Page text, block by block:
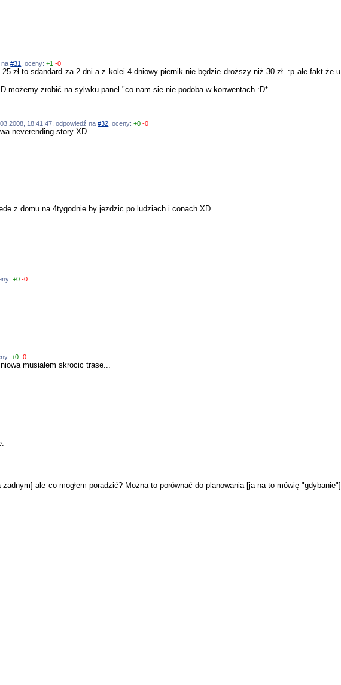
na#31 , oceny:+1 -0
zł to sdandard za 2 dni a z kolei 4-dniowy piernik nie będzie droższy niż 30 zł. :p ale fakt że
możemy zrobić na sylwku panel "co nam sie nie podoba w konwentach :D*
18:41:47, odpowiedź na#32 , oceny:+0 -0
neverending story XD
z domu na 4tygodnie by jezdzic po ludziach i conach XD
+0 -0
+0 -0
musialem skrocic trase...
ale co mogłem poradzić? Można to porównać do planowania [ja na to mówię